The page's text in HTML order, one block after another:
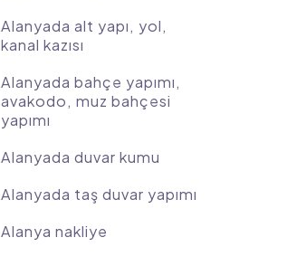
Alanyada alt yapı, yol,
kanal kazısı
Alanyada bahçe yapımı,
avakodo, muz bahçesi
yapımı
Alanyada duvar kumu
Alanyada taş duvar yapımı
Alanya nakliye